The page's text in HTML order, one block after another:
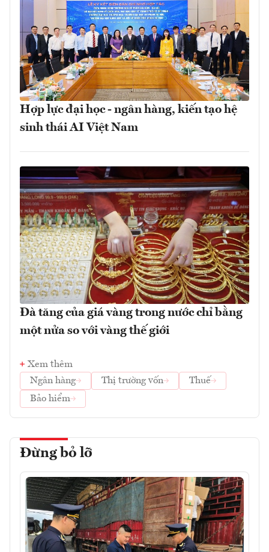
Hợp lực đại học - ngân hàng, kiến tạo hệ
sinh thái AI Việt Nam
Đà tăng của giá vàng trong nước chỉ bằng
một nửa so với vàng thế giới
Xem thêm
Ngân hàng
Thị trường vốn
Thuế
Bảo hiểm
Đừng bỏ lỡ